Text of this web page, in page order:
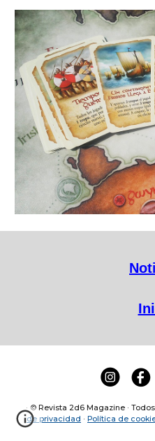
· © Revista 2d6 Magazine ·
de privacidad · Política de